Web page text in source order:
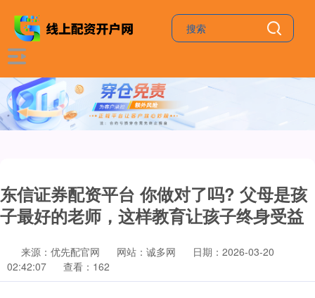
东信证券配资平台 你做对了吗? 父母是孩
子最好的老师，这样教育让孩子终身受益
来源：优先配官网 网站：诚多网
日期：2026-03-20
02:42:07
查看：162